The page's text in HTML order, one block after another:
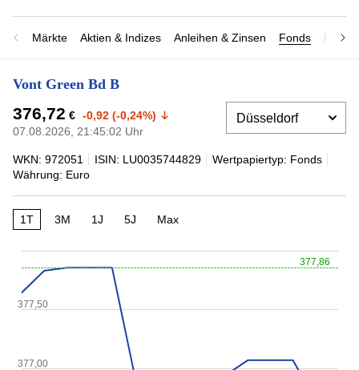
Märkte Aktien & Indizes Anleihen & Zinsen Fonds
Vont Green Bd B
376,72 € -0,92 (-0,24%)
07.08.2026, 21:45:02 Uhr
WKN: 972051 ISIN: LU0035744829
Wertpapiertyp: Fonds
Währung: Euro
1T 3M 1J 5J Max
377,86
377,00
377,50